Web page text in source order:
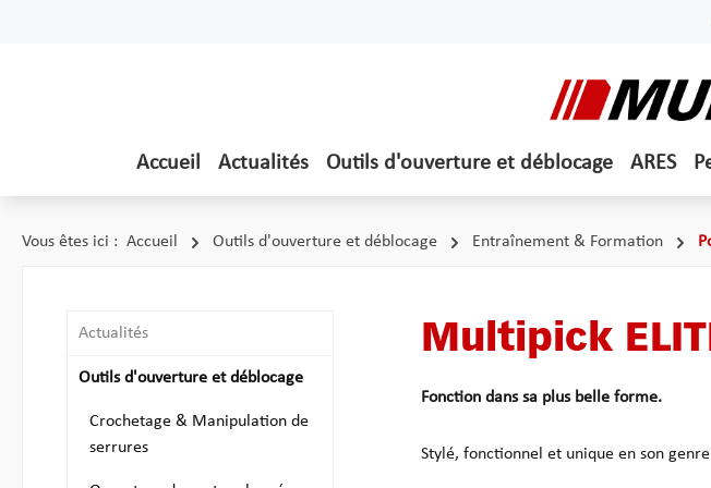
Accueil Actualités Outils d'ouverture et déblocage ARES
Vous êtes ici : Accueil Outils d'ouverture et déblocage Entraînement & Formation
Actualités
Outils d'ouverture et déblocage
Crochetage & Manipulation de
serrures
Multipick
Fonction dans sa plus belle forme.
Stylé, fonctionnel et unique en son